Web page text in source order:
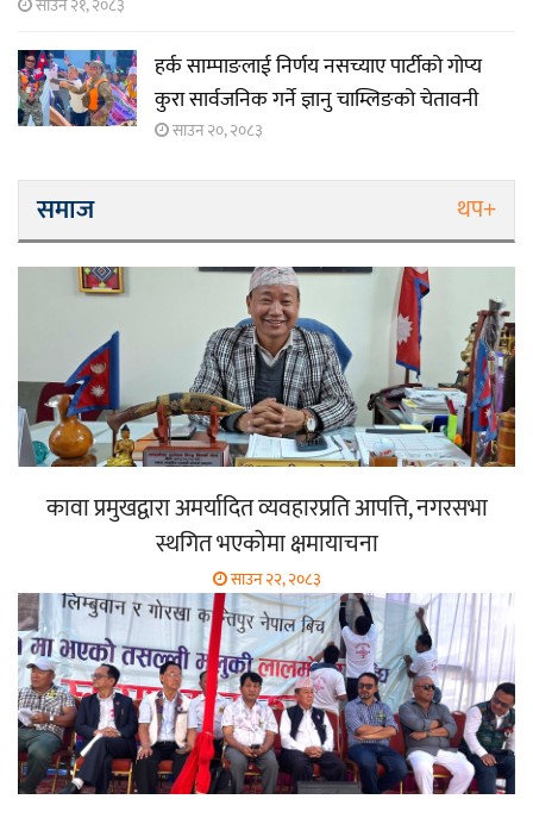
साउन २१, २०८३
हर्क साम्पाङलाई निर्णय नसच्याए पार्टीको गोप्य
कुरा सार्वजनिक गर्ने ज्ञानु चाम्लिङको चेतावनी
साउन २०, २०८३
समाज थप+
कावा प्रमुखद्वारा अमर्यादित व्यवहारप्रति आपत्ति, नगरसभा
स्थगित भएकोमा क्षमायाचना
साउन २२, २०८३